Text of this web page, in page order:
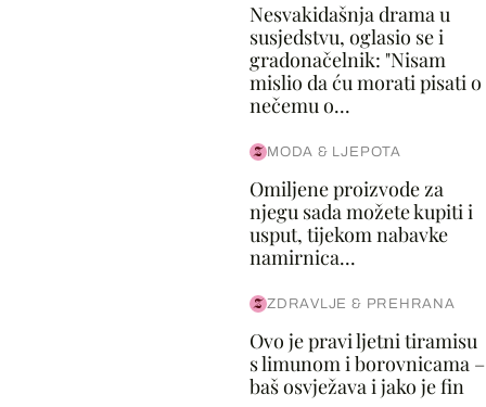
Nesvakidašnja drama u
susjedstvu, oglasio se i
gradonačelnik: "Nisam
mislio da ću morati pisati o
nečemu o...
MODA & LJEPOTA
Omiljene proizvode za
njegu sada možete kupiti i
usput, tijekom nabavke
namirnica...
ZDRAVLJE & PREHRANA
Ovo je pravi ljetni tiramisu
s limunom i borovnicama –
baš osvježava i jako je fin